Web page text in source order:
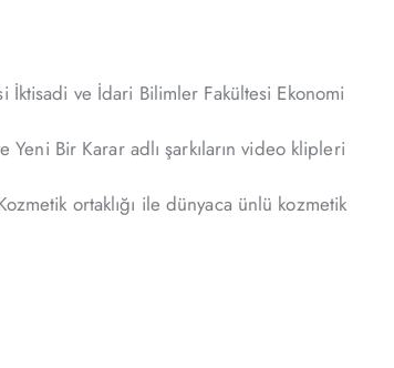
İktisadi ve İdari Bilimler Fakültesi Ekonomi
Yeni Bir Karar adlı şarkıların video klipleri
ortaklığı ile dünyaca ünlü kozmetik